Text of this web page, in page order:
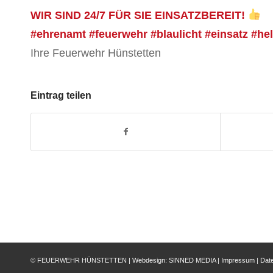
WIR SIND 24/7 FÜR SIE EINSATZBEREIT!
#ehrenamt #feuerwehr #blaulicht #einsatz
Ihre Feuerwehr Hünstetten
Eintrag teilen
© FEUERWEHR HÜNSTETTEN | Webdesign: SINNED MEDIA| Impressum |